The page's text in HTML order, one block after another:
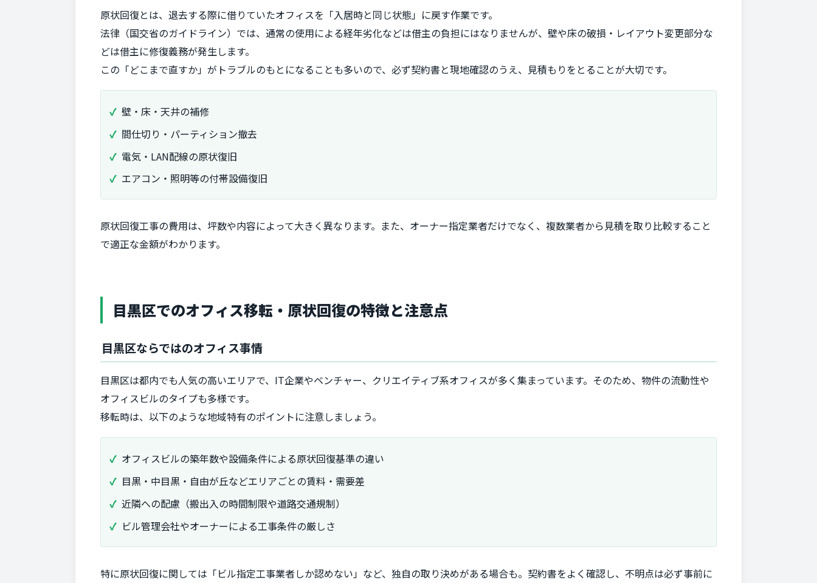
原状回復とは、退去する際に借りていたオフィスを「入居時と同じ状態」に戻す作業です。
法律（国交省のガイドライン）では、通常の使用による経年劣化などは借主の負担にはなりませんが、壁や床の破損・レイアウト変更部分な
どは借主に修復義務が発生します。
この「どこまで直すか」がトラブルのもとになることも多いので、必ず契約書と現地確認のうえ、見積もりをとることが大切です。
壁・床・天井の補修
間仕切り・パーティション撤去
電気・LAN配線の原状復旧
エアコン・照明等の付帯設備復旧
原状回復工事の費用は、坪数や内容によって大きく異なります。また、オーナー指定業者だけでなく、複数業者から見積を取り比較すること
で適正な金額がわかります。
目黒区でのオフィス移転・原状回復の特徴と注意点
目黒区ならではのオフィス事情
目黒区は都内でも人気の高いエリアで、IT企業やベンチャー、クリエイティブ系オフィスが多く集まっています。そのため、物件の流動性や
オフィスビルのタイプも多様です。
移転時は、以下のような地域特有のポイントに注意しましょう。
オフィスビルの築年数や設備条件による原状回復基準の違い
目黒・中目黒・自由が丘などエリアごとの賃料・需要差
近隣への配慮（搬出入の時間制限や道路交通規制）
ビル管理会社やオーナーによる工事条件の厳しさ
特に原状回復に関しては「ビル指定工事業者しか認めない」など、独自の取り決めがある場合も。契約書をよく確認し、不明点は必ず事前に